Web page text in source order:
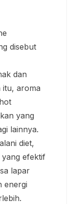
disebut
dan
itu, aroma
yang
lainnya.
diet,
yang efektif
lapar
energi